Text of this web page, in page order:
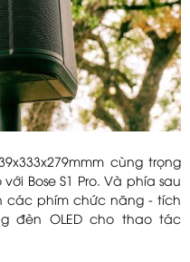
cùng trọng
Bose S1 Pro. Và phía sau
các phím chức năng - tích
đèn OLED cho thao tác